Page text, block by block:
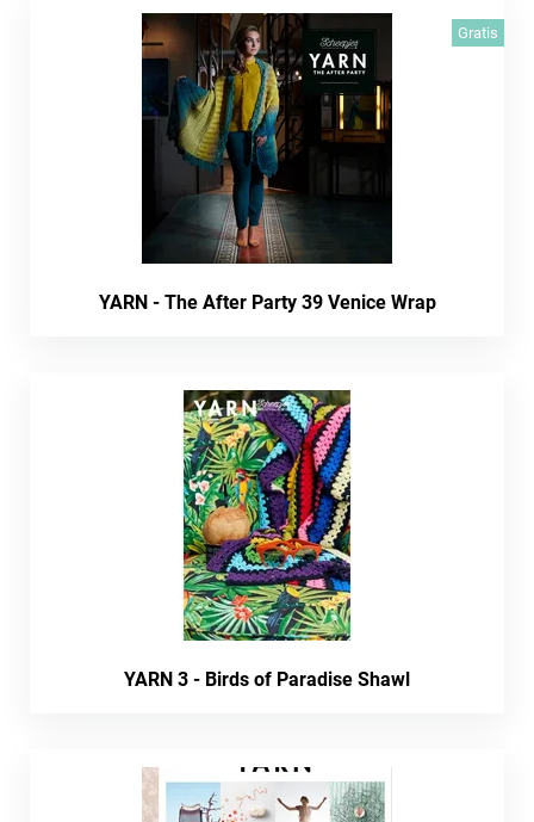
Gratis
YARN - The After Party 39 Venice Wrap
YARN 3 - Birds of Paradise Shawl